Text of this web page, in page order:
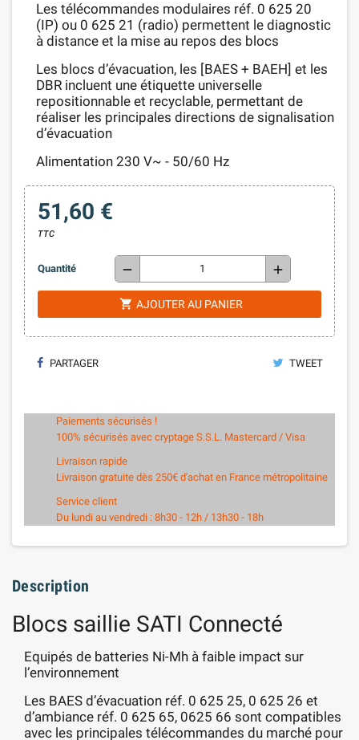
Les télécommandes modulaires réf. 0 625 20
(IP) ou 0 625 21 (radio) permettent le diagnostic
à distance et la mise au repos des blocs
Les blocs d’évacuation, les [BAES + BAEH] et les
DBR incluent une étiquette universelle
repositionnable et recyclable, permettant de
réaliser les principales directions de signalisation
d’évacuation
Alimentation 230 V~ - 50/60 Hz
51,60 €
TTC
Quantité remove add
shopping_cart AJOUTER AU PANIER
PARTAGER TWEET
Paiements sécurisés !
100% sécurisés avec cryptage S.S.L. Mastercard / Visa
Livraison rapide
Livraison gratuite dès 250€ d'achat en France métropolitaine
Service client
Du lundi au vendredi : 8h30 - 12h / 13h30 - 18h
Description
Blocs saillie SATI Connecté
Equipés de batteries Ni-Mh à faible impact sur
l’environnement
Les BAES d’évacuation réf. 0 625 25, 0 625 26 et
d’ambiance réf. 0 625 65, 0625 66 sont compatibles
avec les principales télécommandes du marché pour